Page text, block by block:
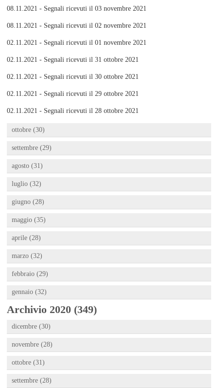
08.11.2021 - Segnali ricevuti il 03 novembre 2021
08.11.2021 - Segnali ricevuti il 02 novembre 2021
02.11.2021 - Segnali ricevuti il 01 novembre 2021
02.11.2021 - Segnali ricevuti il 31 ottobre 2021
02.11.2021 - Segnali ricevuti il 30 ottobre 2021
02.11.2021 - Segnali ricevuti il 29 ottobre 2021
02.11.2021 - Segnali ricevuti il 28 ottobre 2021
ottobre (30)
settembre (29)
agosto (31)
luglio (32)
giugno (28)
maggio (35)
aprile (28)
marzo (32)
febbraio (29)
gennaio (32)
Archivio 2020 (349)
dicembre (30)
novembre (28)
ottobre (31)
settembre (28)